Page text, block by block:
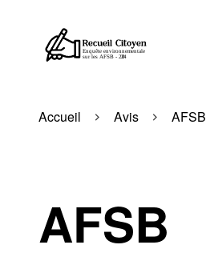
Accueil Avis AFSB
AFSB